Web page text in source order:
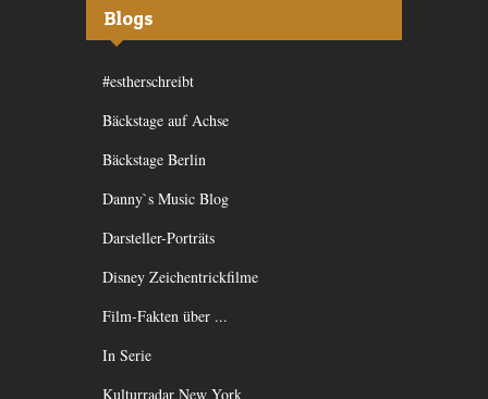
Blogs
#estherschreibt
Bäckstage auf Achse
Bäckstage Berlin
Danny`s Music Blog
Darsteller-Porträts
Disney Zeichentrickfilme
Film-Fakten über ...
In Serie
Kulturradar New York